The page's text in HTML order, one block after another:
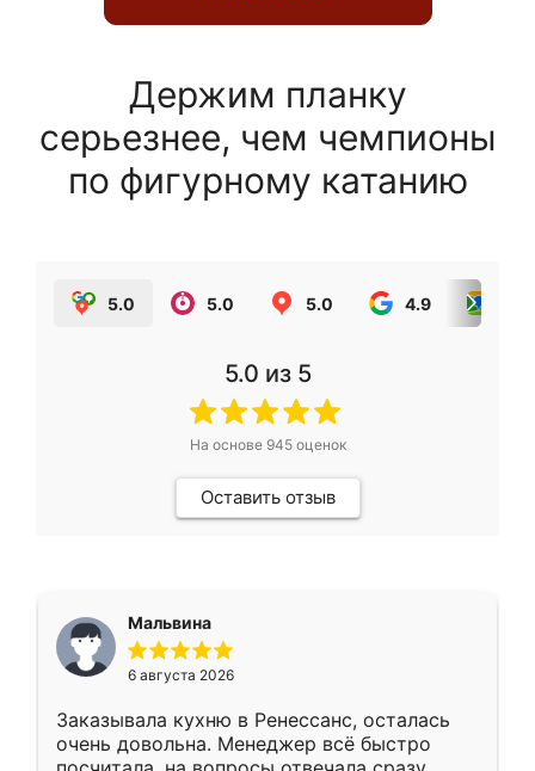
Держим планку
серьезнее, чем чемпионы
по фигурному катанию
5.0 5.0 5.0 4.9
5.0 из 5
На основе 945оценок
Оставить отзыв
Мальвина
6 августа 2026
Заказывала кухню в Ренессанс, осталась
очень довольна. Менеджер всё быстро